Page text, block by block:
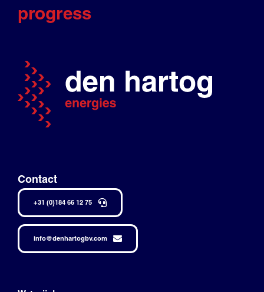
progress
Contact
+31 (0)184 66 12 75
info@denhartogbv.com